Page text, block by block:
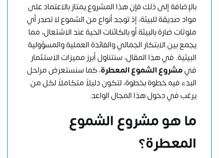
بالإضافة إلى ذلك فإن هذا المشروع يمتاز بالاعتماد على
مواد صديقة للبيئة، إذ توجد أنواع من الشموع لا تصدر أي
ملوثات ضارة بالبيئة أو بالكائنات الحية عند الاشتعال، مما
يجمع بين الابتكار الجمالي والفائدة العملية والمسؤولية
البيئية. في هذا المقال، سنتناول أبرز مميزات الاستثمار
فيمشروع الشموع المعطرة، كما سنستعرض مراحل
البدء فيه خطوة بخطوة، لتكون دليلاً متكاملاً لكل من
يرغب في دخول هذا المجال الواعد.
ما هو مشروع الشموع
المعطرة؟